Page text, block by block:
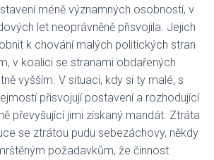
méně významných osobností, v
let neoprávněně přisvojila. Jejich
k chování malých politických stran
v koalici se stranami obdařených
vyšším. V situaci, kdy si ty malé, s
přisvojují postavení a rozhodující
převyšující jimi získaný mandát. Ztráta
se ztrátou pudu sebezáchovy, někdy
požadavkům, že činnost